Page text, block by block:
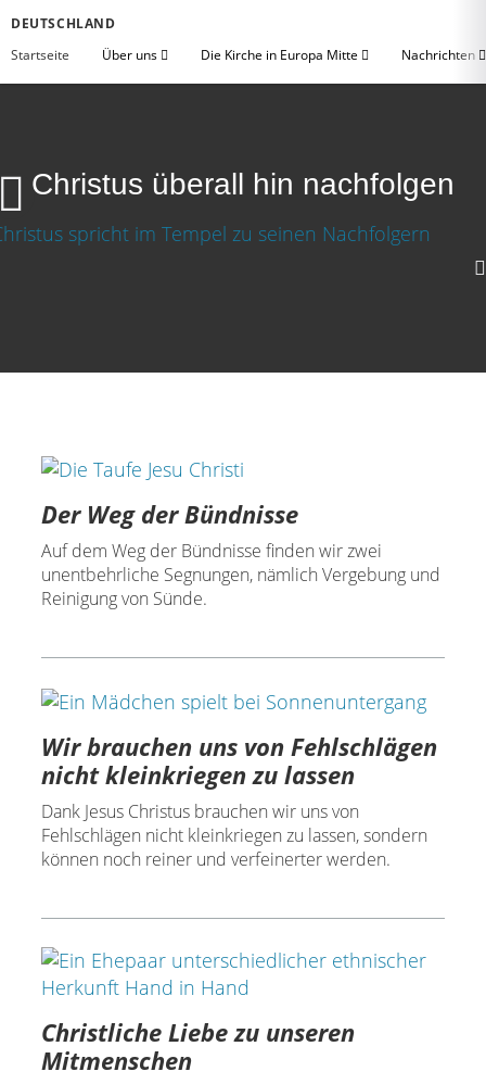
DEUTSCHLAND
Startseite
Über uns Die Kirche in Europa Mitte Nachrichten
Christus überall hin nachfolgen
Der Weg der Bündnisse
Auf dem Weg der Bündnisse finden wir zwei
unentbehrliche Segnungen, nämlich Vergebung und
Reinigung von Sünde.
Wir brauchen uns von Fehlschlägen
nicht kleinkriegen zu lassen
Dank Jesus Christus brauchen wir uns von
Fehlschlägen nicht kleinkriegen zu lassen, sondern
können noch reiner und verfeinerter werden.
Christliche Liebe zu unseren
Mitmenschen